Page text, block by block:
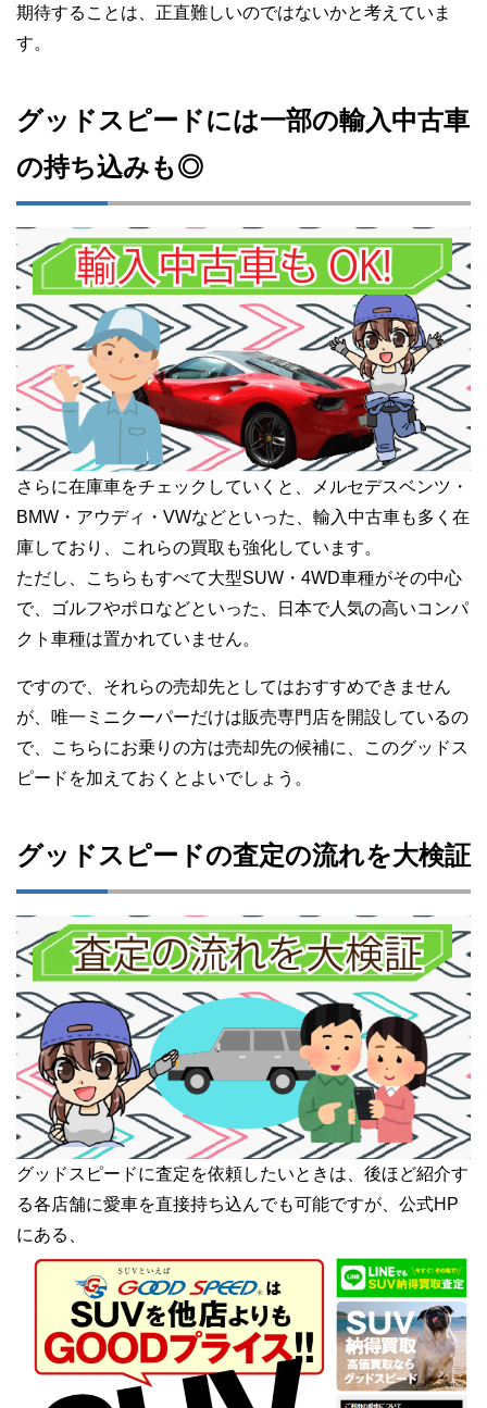
期待することは、正直難しいのではないかと考えていま
す。
グッドスピードには一部の輸入中古車
の持ち込みも◎
さらに在庫車をチェックしていくと、メルセデスベンツ・
BMW・アウディ・VWなどといった、輸入中古車も多く在
庫しており、これらの買取も強化しています。
ただし、こちらもすべて大型SUW・4WD車種がその中心
で、ゴルフやポロなどといった、日本で人気の高いコンパ
クト車種は置かれていません。
ですので、それらの売却先としてはおすすめできません
が、唯一ミニクーパーだけは販売専門店を開設しているの
で、こちらにお乗りの方は売却先の候補に、このグッドス
ピードを加えておくとよいでしょう。
グッドスピードの査定の流れを大検証
グッドスピードに査定を依頼したいときは、後ほど紹介す
る各店舗に愛車を直接持ち込んでも可能ですが、公式HP
にある、